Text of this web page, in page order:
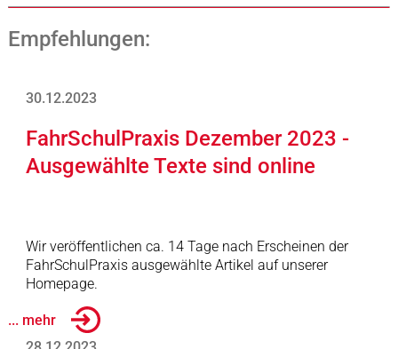
Empfehlungen:
30.12.2023
FahrSchulPraxis Dezember 2023 -
Ausgewählte Texte sind online
Wir veröffentlichen ca. 14 Tage nach Erscheinen der
FahrSchulPraxis ausgewählte Artikel auf unserer
Homepage.
... mehr